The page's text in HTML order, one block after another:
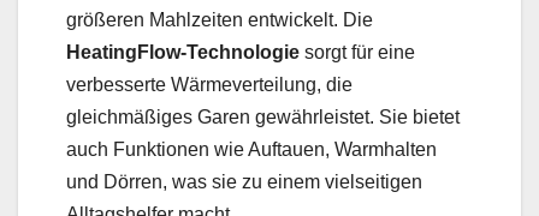
größeren Mahlzeiten entwickelt. Die
HeatingFlow-Technologie sorgt für eine
verbesserte Wärmeverteilung, die
gleichmäßiges Garen gewährleistet. Sie bietet
auch Funktionen wie Auftauen, Warmhalten
und Dörren, was sie zu einem vielseitigen